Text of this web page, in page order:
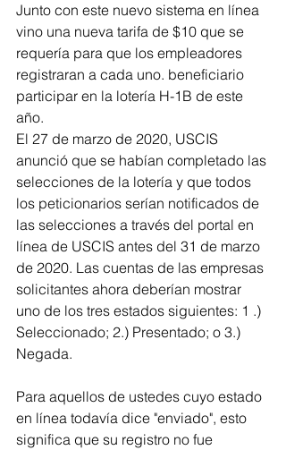
Junto con este nuevo sistema en línea
vino una nueva tarifa de $10 que se
requería para que los empleadores
registraran a cada uno. beneficiario
participar en la lotería H-1B de este
año.
El 27 de marzo de 2020, USCIS
anunció que se habían completado las
selecciones de la lotería y que todos
los peticionarios serían notificados de
las selecciones a través del portal en
línea de USCIS antes del 31 de marzo
de 2020. Las cuentas de las empresas
solicitantes ahora deberían mostrar
uno de los tres estados siguientes: 1 .)
Seleccionado; 2.) Presentado; o 3.)
Negada.
Para aquellos de ustedes cuyo estado
en línea todavía dice "enviado", esto
significa que su registro no fue